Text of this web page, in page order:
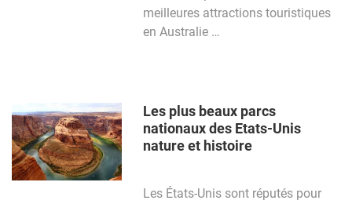
meilleures attractions touristiques
en Australie …
Les plus beaux parcs
nationaux des Etats-Unis
nature et histoire
Les États-Unis sont réputés pour